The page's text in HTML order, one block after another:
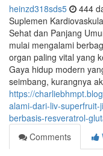
heinzd318sds5 444
Suplemen
Sehat dan Panjang
mulai mengalami
organ paling vital yang
Gaya hidup modern
seimbang, kurangnya
https://
alami-dari-liv-
berbasis-resveratrol-
Comments